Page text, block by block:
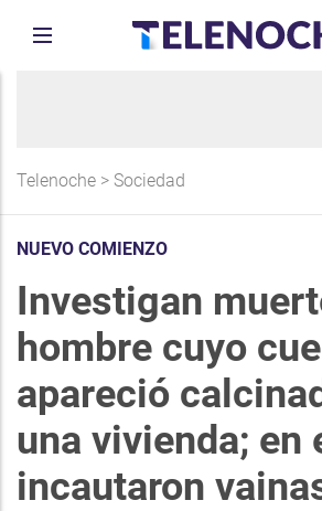
Telenoche > Sociedad
NUEVO COMIENZO
Investigan
hombre cuyo
apareció
una vivienda; en
incautaron